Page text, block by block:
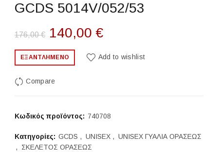
GCDS 5014V/052/53
176,00€ Original
price
140,00 €Η
τρέχουσα
140,00 €.
ΕΞΑΝΤΛΗΜΈΝΟ Add to wishlist
Compare
Κωδικός προϊόντος: 740708
Κατηγορίες: GCDS , UNISEX , UNISEX ΓΥΑΛΙΑ ΟΡΑΣΕΩΣ
,
ΣΚΕΛΕΤΟΣ ΟΡΑΣΕΩΣ